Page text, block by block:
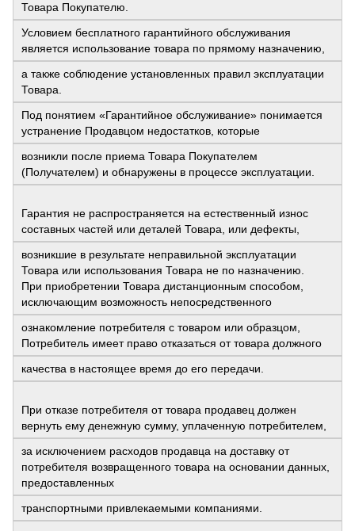
Товара Покупателю.
Условием бесплатного гарантийного обслуживания
является использование товара по прямому назначению,
а также соблюдение установленных правил эксплуатации
Товара.
Под понятием «Гарантийное обслуживание» понимается
устранение Продавцом недостатков, которые
возникли после приема Товара Покупателем
(Получателем) и обнаружены в процессе эксплуатации.
Гарантия не распространяется на естественный износ
составных частей или деталей Товара, или дефекты,
возникшие в результате неправильной эксплуатации
Товара или использования Товара не по назначению.
При приобретении Товара дистанционным способом,
исключающим возможность непосредственного
ознакомление потребителя с товаром или образцом,
Потребитель имеет право отказаться от товара должного
качества в настоящее время до его передачи.
При отказе потребителя от товара продавец должен
вернуть ему денежную сумму, уплаченную потребителем,
за исключением расходов продавца на доставку от
потребителя возвращенного товара на основании данных,
предоставленных
транспортными привлекаемыми компаниями.